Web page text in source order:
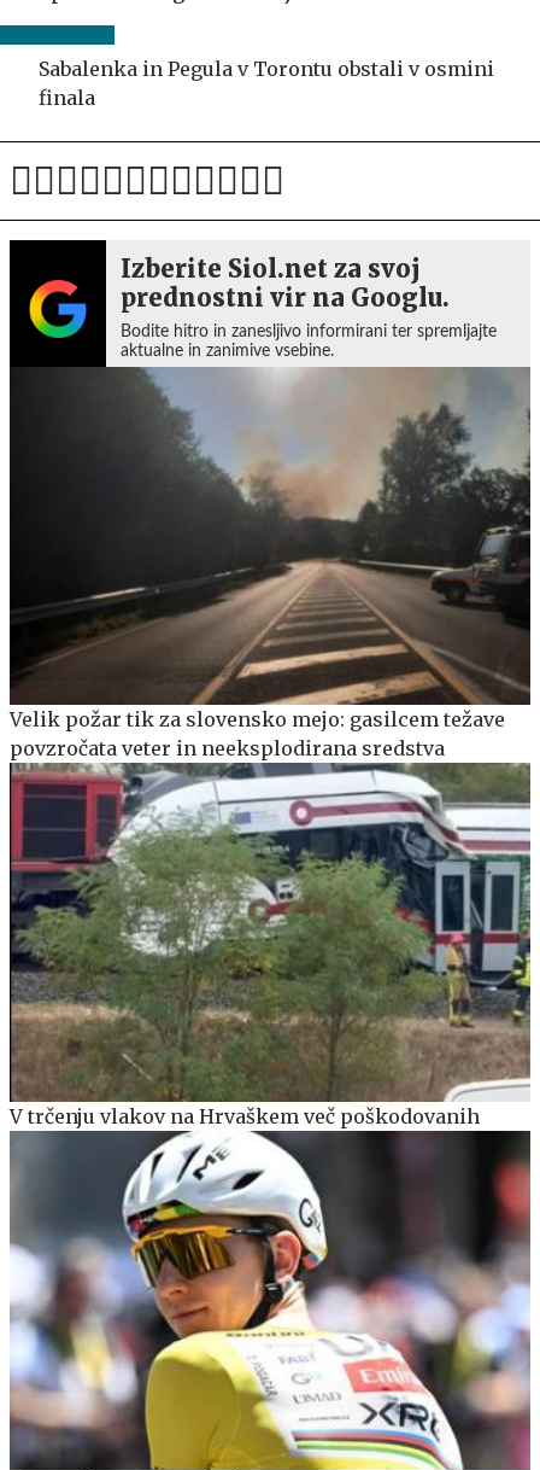
Sabalenka in Pegula v Torontu obstali v osmini
finala
Izberite Siol.net za svoj
prednostni vir na Googlu.
Bodite hitro in zanesljivo informirani ter spremljajte
aktualne in zanimive vsebine.
Velik požar tik za slovensko mejo: gasilcem težave
povzročata veter in neeksplodirana sredstva
V trčenju vlakov na Hrvaškem več poškodovanih